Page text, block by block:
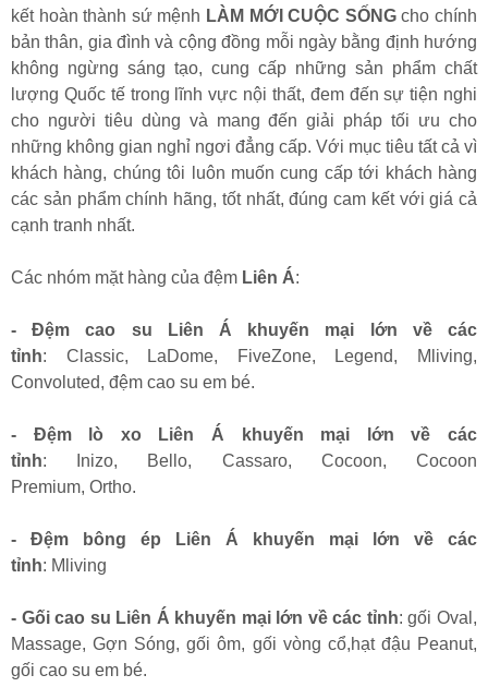
kết hoàn thành sứ mệnh LÀM MỚI CUỘC SỐNGcho chính
bản thân, gia đình và cộng đồng mỗi ngày bằng định hướng
không ngừng sáng tạo, cung cấp những sản phẩm chất
lượng Quốc tế trong lĩnh vực nội thất, đem đến sự tiện nghi
cho người tiêu dùng và mang đến giải pháp tối ưu cho
những không gian nghỉ ngơi đẳng cấp. Với mục tiêu tất cả vì
khách hàng, chúng tôi luôn muốn cung cấp tới khách hàng
các sản phẩm chính hãng, tốt nhất, đúng cam kết với giá cả
cạnh tranh nhất.
Các nhóm mặt hàng của đệm Liên Á:
- Đệm cao su Liên Á khuyến mại lớn về các
tỉnh: Classic, LaDome, FiveZone, Legend, Mliving,
Convoluted, đệm cao su em bé.
- Đệm lò xo Liên Á khuyến mại lớn về các
tỉnh: Inizo, Bello, Cassaro, Cocoon, Cocoon
Premium, Ortho.
- Đệm bông ép Liên Á khuyến mại lớn về các
tỉnh: Mliving
- Gối cao su Liên Á khuyến mại lớn về các tỉnh: gối Oval,
Massage, Gợn Sóng, gối ôm, gối vòng cổ,hạt đậu Peanut,
gối cao su em bé.